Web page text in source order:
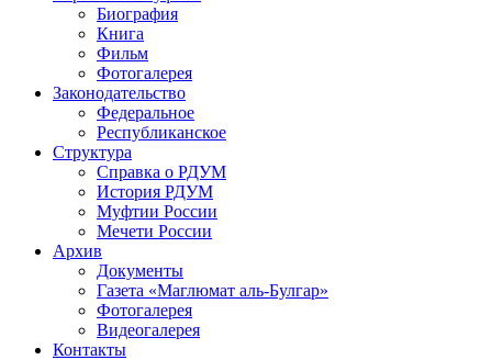
Биография
Книга
Фильм
Фотогалерея
Законодательство
Федеральное
Республиканское
Структура
Справка о РДУМ
История РДУМ
Муфтии России
Мечети России
Архив
Документы
Газета «Маглюмат аль-Булгар»
Фотогалерея
Видеогалерея
Контакты